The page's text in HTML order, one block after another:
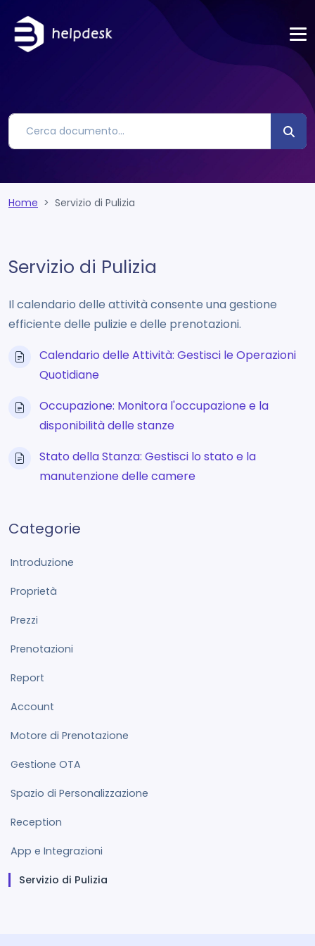
Home Servizio di Pulizia
Servizio di Pulizia
Il calendario delle attività consente una gestione
efficiente delle pulizie e delle prenotazioni.
Calendario delle Attività: Gestisci le Operazioni
Quotidiane
Occupazione: Monitora l'occupazione e la
disponibilità delle stanze
Stato della Stanza: Gestisci lo stato e la
manutenzione delle camere
Categorie
Introduzione
Proprietà
Prezzi
Prenotazioni
Report
Account
Motore di Prenotazione
Gestione OTA
Spazio di Personalizzazione
Reception
App e Integrazioni
Servizio di Pulizia